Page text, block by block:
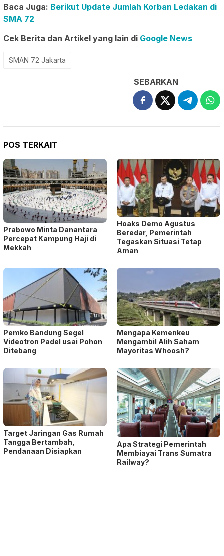
Baca Juga: Berikut Update Jumlah Korban Ledakan di
SMA 72
Cek Berita dan Artikel yang lain di Google News
SMAN 72 Jakarta
SEBARKAN
POS TERKAIT
Prabowo Minta Danantara
Percepat Kampung Haji di
Mekkah
Hoaks Demo Agustus
Beredar, Pemerintah
Tegaskan Situasi Tetap
Aman
Pemko Bandung Segel
Videotron Padel usai Pohon
Ditebang
Mengapa Kemenkeu
Mengambil Alih Saham
Mayoritas Whoosh?
Target Jaringan Gas Rumah
Tangga Bertambah,
Pendanaan Disiapkan
Apa Strategi Pemerintah
Membiayai Trans Sumatra
Railway?